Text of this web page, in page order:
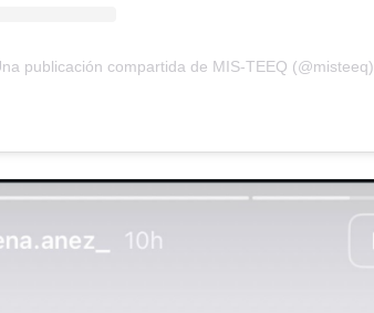
publicación compartida de MIS-TEEQ (@misteeq)